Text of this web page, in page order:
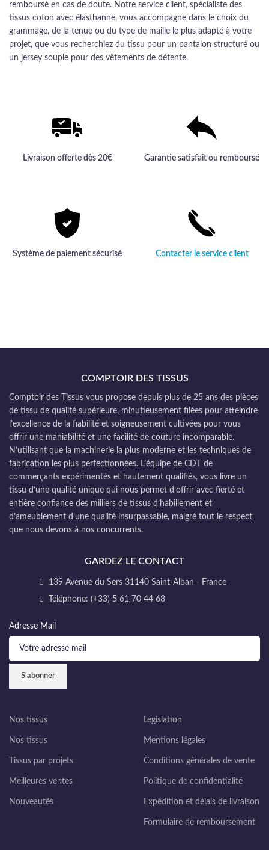
remboursé en cas de doute. Notre service client, spécialiste des
tissus coton avec élasthanne, vous accompagne dans le choix du
grammage, de la tenue ou du type de maille le plus adapté à votre
projet, que vous recherchiez du tissu pour un pantalon structuré ou
un jersey souple pour des vêtements de détente.
Livraison offerte dès 20€ Garantie satisfait ou remboursé
Système de paiement sécurisé Contacter le service client
COMPTOIR DES TISSUS
Comptoir des Tissus vous propose depuis plus de 25 ans des pièces
de tissu de qualité supérieure, minutieusement filées pour atteindre
l’excellence de la fiabilité et soigneusement cultivées pour vous
offrir une maniabilité et une facilité de couture incomparable.
N’utilisant que la machinerie la plus moderne et les techniques de
fabrication les plus perfectionnées. L’équipe de CDT de
commerçants expérimentés et hautement qualifiés, vous livre un
tissu d’une qualité unique qui nous permet d’offrir avec fierté et
entière confiance des milliers de tissus d’habillement et
d’ameublement d’une qualité insurpassable, malgré tout le respect
que nous devons à nos concurrents.
GARDEZ LE CONTACT
139 Avenue du Sers 31140 Saint-Alban - France
Téléphone: (+33) 5 61 70 44 68
Adresse Mail
Nos tissus
Nos tissus
Tissus par projets
Meilleures ventes
Nouveautés
Législation
Mentions légales
Conditions générales de vente
Politique de confidentialité
Expédition et délais de livraison
Formulaire de remboursement